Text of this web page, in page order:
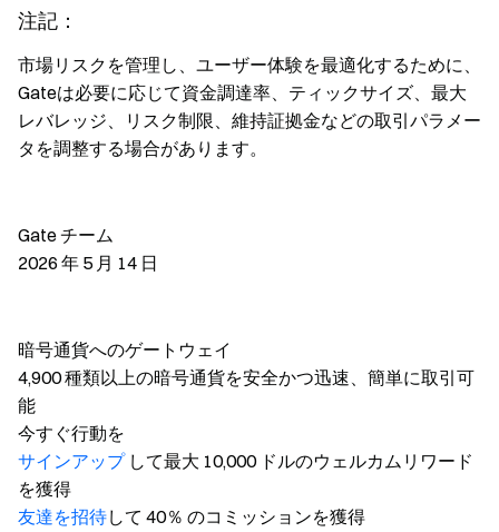
注記：
市場リスクを管理し、ユーザー体験を最適化するために、
Gateは必要に応じて資金調達率、ティックサイズ、最大
レバレッジ、リスク制限、維持証拠金などの取引パラメー
タを調整する場合があります。
Gate チーム
2026 年 5 月 14 日
暗号通貨へのゲートウェイ
4,900 種類以上の暗号通貨を安全かつ迅速、簡単に取引可
能
今すぐ行動を
サインアップ して最大 10,000 ドルのウェルカムリワード
を獲得
友達を招待して 40％ のコミッションを獲得